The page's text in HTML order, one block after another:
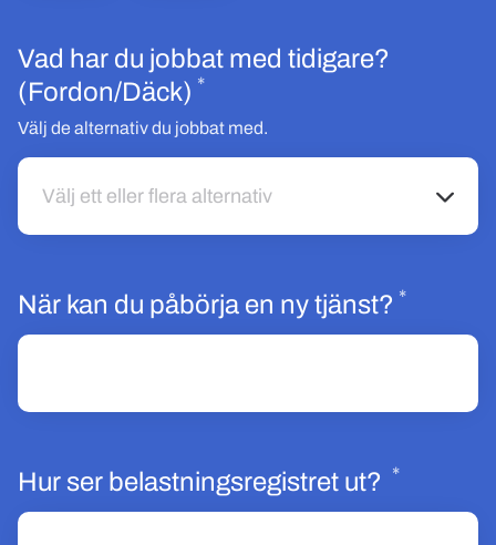
Vad har du jobbat med tidigare?
(Fordon/Däck) *Obligatoriskt
Välj de alternativ du jobbat med.
Välj ett eller flera alternativ
Välj ett eller flera alternativ
När kan du påbörja en ny tjänst? *
Hur ser belastningsregistret ut? *